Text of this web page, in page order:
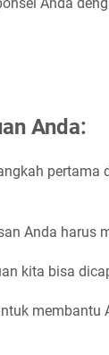
Anda:
Anda harus
kita bisa